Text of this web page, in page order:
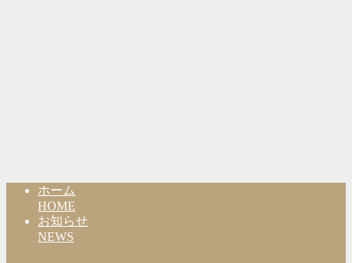
ホーム
HOME
お知らせ
NEWS